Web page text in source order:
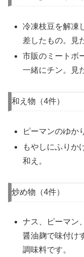
冷凍枝豆を解凍
差したもの。見
市販のミートボ
一緒にチン。見
和え物（4件）
ピーマンのゆか
もやしにふりか
和え。
炒め物（4件）
ナス、ピーマン
醤油麹で味付け
調味料です。